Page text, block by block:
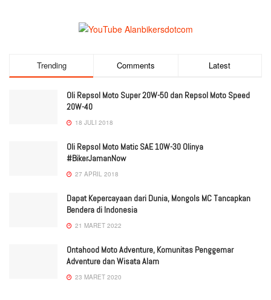
Trending Comments Latest
Oli Repsol Moto Super 20W-50 dan Repsol Moto Speed
20W-40
18 JULI 2018
Oli Repsol Moto Matic SAE 10W-30 Olinya
#BikerJamanNow
27 APRIL 2018
Dapat Kepercayaan dari Dunia, Mongols MC Tancapkan
Bendera di Indonesia
21 MARET 2022
Ontahood Moto Adventure, Komunitas Penggemar
Adventure dan Wisata Alam
23 MARET 2020